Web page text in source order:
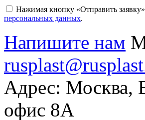
Нажимая кнопку «Отправить
персональных данных.
Напишите нам
Адрес: Москва,
офис 8А